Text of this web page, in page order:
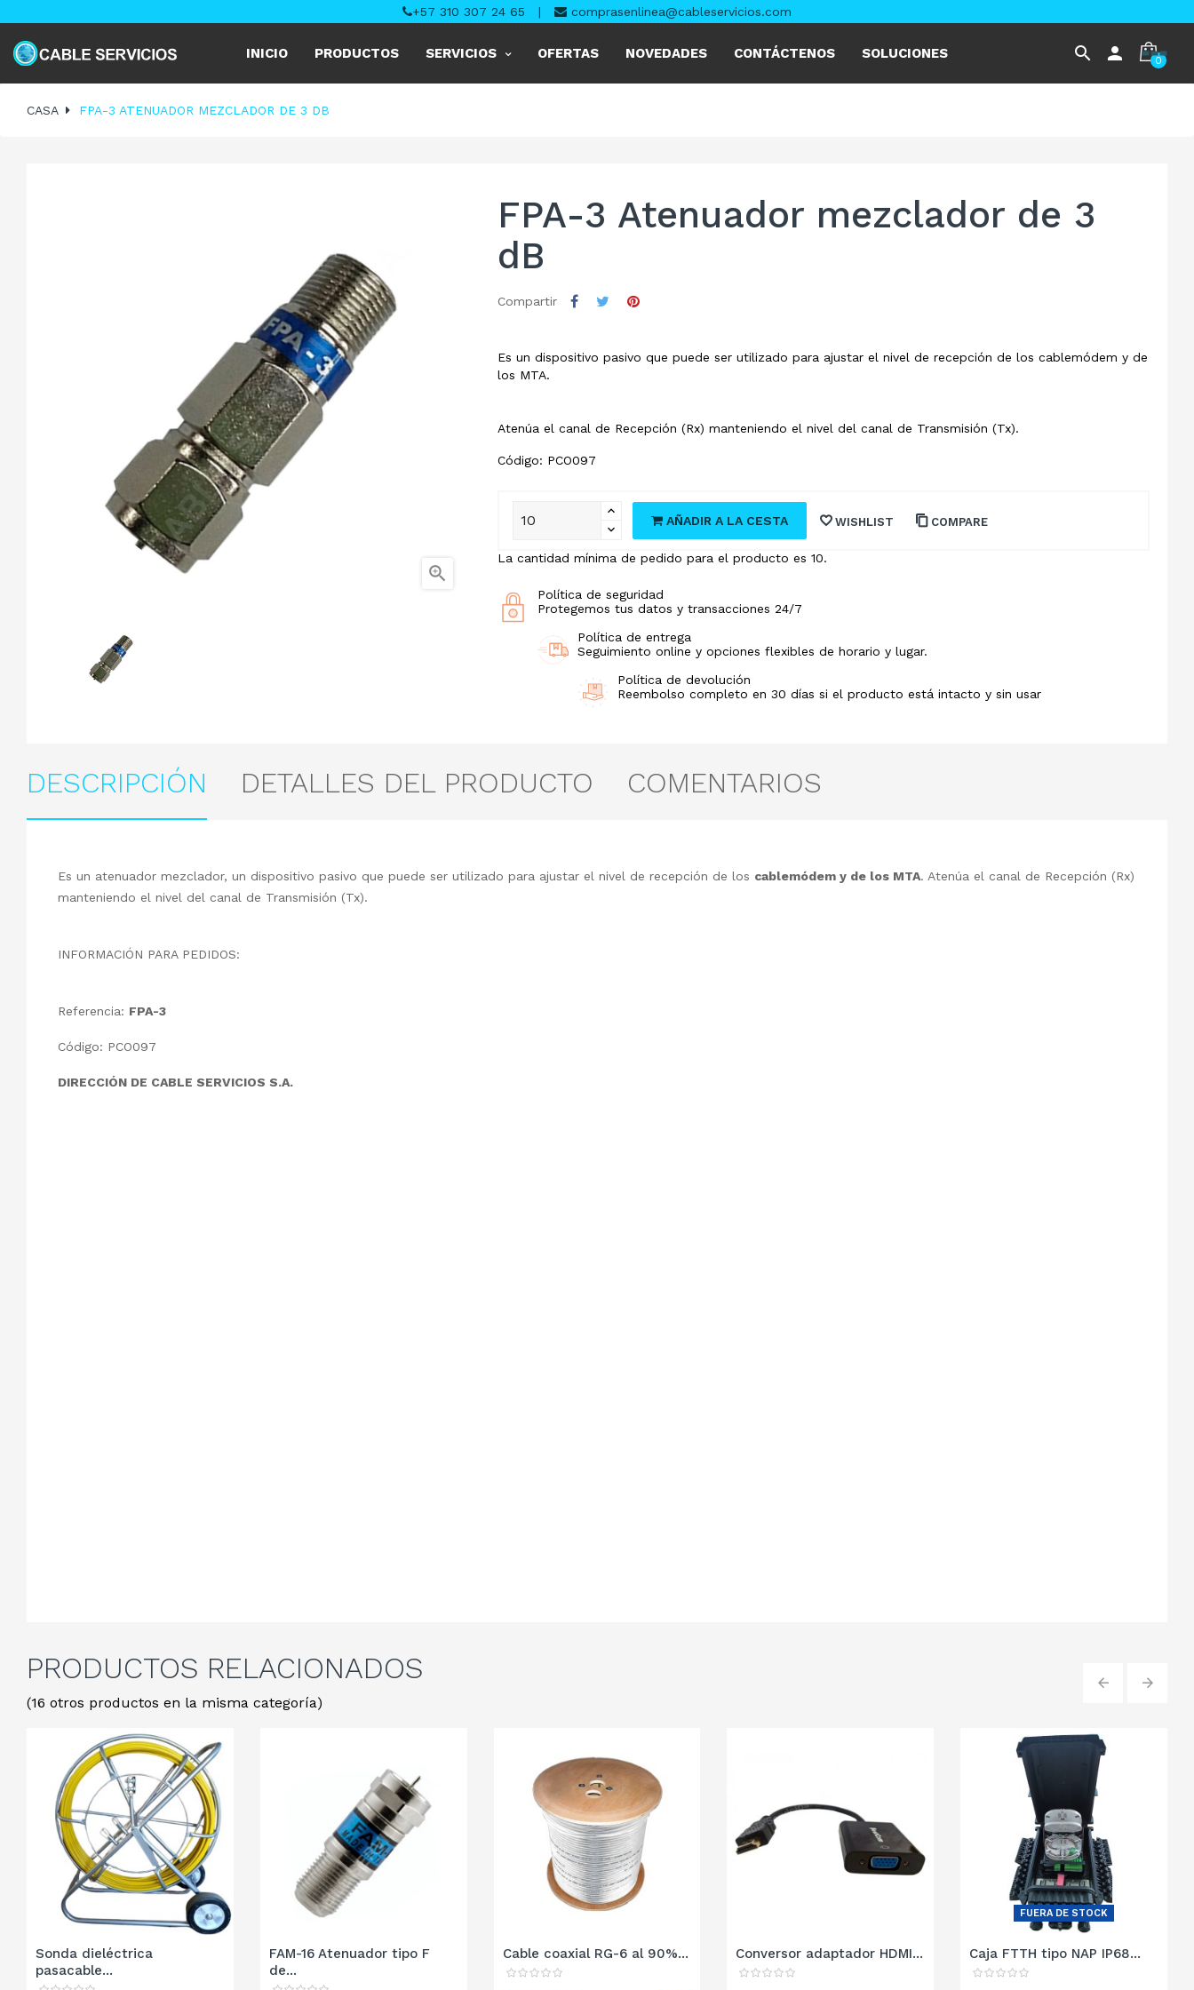
+57 310 307 24 65 | comprasenlinea@cableservicios.com
INICIO PRODUCTOS SERVICIOS OFERTAS NOVEDADES CONTÁCTENOS SOLUCIONES search person 0
CASA FPA-3 ATENUADOR MEZCLADOR DE 3 DB

FPA-3 Atenuador mezclador de 3
dB
Compartir
Es un dispositivo pasivo que puede ser utilizado para ajustar el nivel de recepción de los cablemódem y de
los MTA.
Atenúa el canal de Recepción (Rx) manteniendo el nivel del canal de Transmisión (Tx).
Código: PCO097
AÑADIR A LA CESTA WISHLIST COMPARE
La cantidad mínima de pedido para el producto es 10.
Política de seguridad
Protegemos tus datos y transacciones 24/7
Política de entrega
Seguimiento online y opciones flexibles de horario y lugar.
Política de devolución
Reembolso completo en 30 días si el producto está intacto y sin usar
DESCRIPCIÓN DETALLES DEL PRODUCTO COMENTARIOS
Es un atenuador mezclador, un dispositivo pasivo que puede ser utilizado para ajustar el nivel de recepción de los cablemódem y de los MTA. Atenúa el canal de Recepción (Rx)
manteniendo el nivel del canal de Transmisión (Tx).
INFORMACIÓN PARA PEDIDOS:
Referencia: FPA-3
Código: PCO097
DIRECCIÓN DE CABLE SERVICIOS S.A.
PRODUCTOS RELACIONADOS
(16 otros productos en la misma categoría)
Sonda dieléctrica
pasacable...
FAM-16 Atenuador tipo F
de...
Cable coaxial RG-6 al 90%... Conversor adaptador HDMI...
FUERA DE STOCK
Caja FTTH tipo NAP IP68...